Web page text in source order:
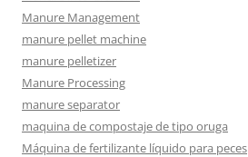
Manure Management
manure pellet machine
manure pelletizer
Manure Processing
manure separator
maquina de compostaje de tipo oruga
Máquina de fertilizante líquido para peces